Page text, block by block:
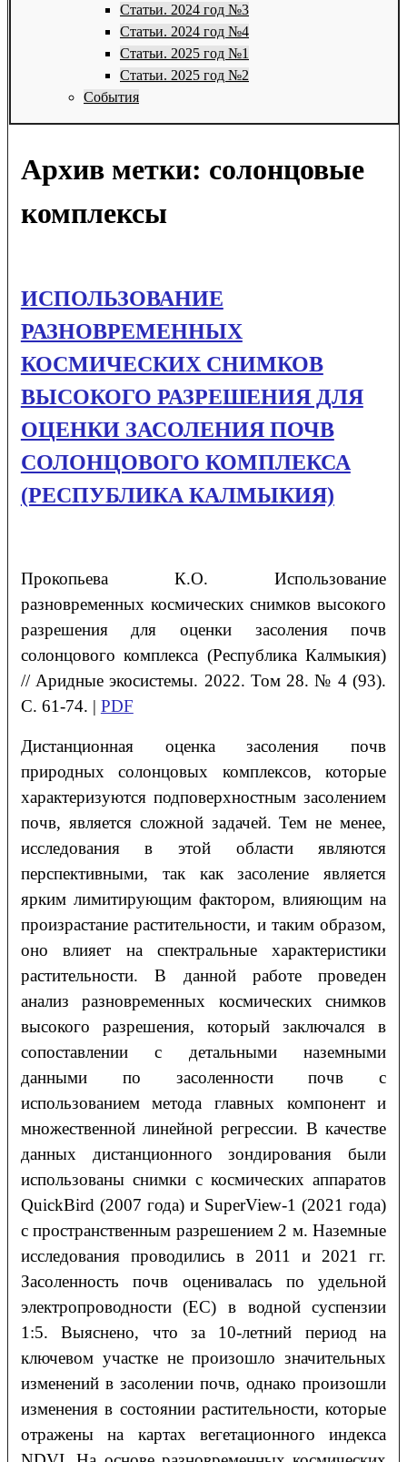
Статьи. 2024 год №3
Статьи. 2024 год №4
Статьи. 2025 год №1
Статьи. 2025 год №2
События
Архив метки: солонцовые
комплексы
ИСПОЛЬЗОВАНИЕ
РАЗНОВРЕМЕННЫХ
КОСМИЧЕСКИХ СНИМКОВ
ВЫСОКОГО РАЗРЕШЕНИЯ ДЛЯ
ОЦЕНКИ ЗАСОЛЕНИЯ ПОЧВ
СОЛОНЦОВОГО КОМПЛЕКСА
(РЕСПУБЛИКА КАЛМЫКИЯ)
Прокопьева К.О.Использование
разновременных космических снимков высокого
разрешениядля оценки засоления почв
солонцового комплекса (Республика Калмыкия)
// Аридные экосистемы. 2022. Том 28. № 4 (93).
С. 61-74. | PDF
Дистанционная оценка засоления почв
природных солонцовых комплексов, которые
характеризуются подповерхностным засолением
почв, является сложной задачей. Тем не менее,
исследования в этой области являются
перспективными, так как засоление является
ярким лимитирующим фактором, влияющим на
произрастание растительности, и таким образом,
оно влияет на спектральные характеристики
растительности. В данной работе проведен
анализ разновременных космических снимков
высокого разрешения, который заключался в
сопоставлении с детальными наземными
данными по засоленности почв с
использованием метода главных компонент и
множественной линейной регрессии. В качестве
данных дистанционного зондирования были
использованы снимки с космических аппаратов
QuickBird (2007 года) и SuperView-1 (2021 года)
с пространственным разрешением 2 м. Наземные
исследования проводились в 2011 и 2021 гг.
Засоленность почв оценивалась по удельной
электропроводности (ЕС) в водной суспензии
1:5. Выяснено, что за 10-летний период на
ключевом участке не произошло значительных
изменений в засолении почв, однако произошли
изменения в состоянии растительности, которые
отражены на картах вегетационного индекса